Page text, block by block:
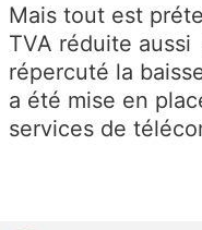
Mais tout est
TVA réduite
répercuté la
a été mise en
services de